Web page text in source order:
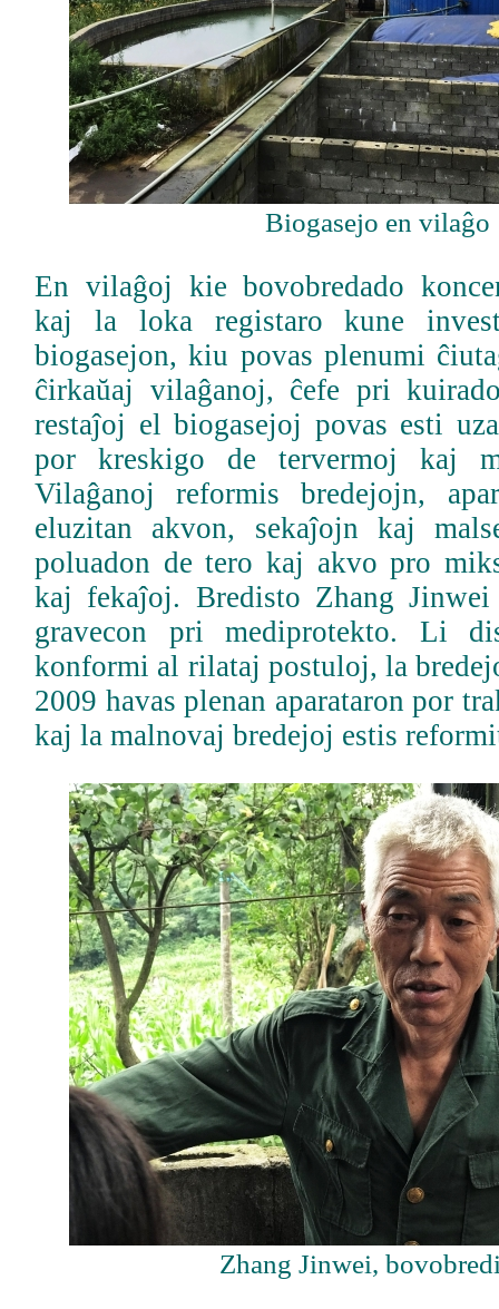
Biogasejo en vilaĝo
En vilaĝoj kie bovobredado
kaj la loka registaro kune
biogasejon, kiu povas plenumi
ĉirkaŭaj vilaĝanoj, ĉefe pri
restaĵoj el biogasejoj povas esti
por kreskigo de tervermoj kaj
Vilaĝanoj reformis bredejojn,
eluzitan akvon, sekaĵojn kaj
poluadon de tero kaj akvo pro
kaj fekaĵoj. Bredisto Zhang
gravecon pri mediprotekto. Li
konformi al rilataj postuloj, la
2009 havas plenan aparataron por
kaj la malnovaj bredejoj estis
Zhang Jinwei,